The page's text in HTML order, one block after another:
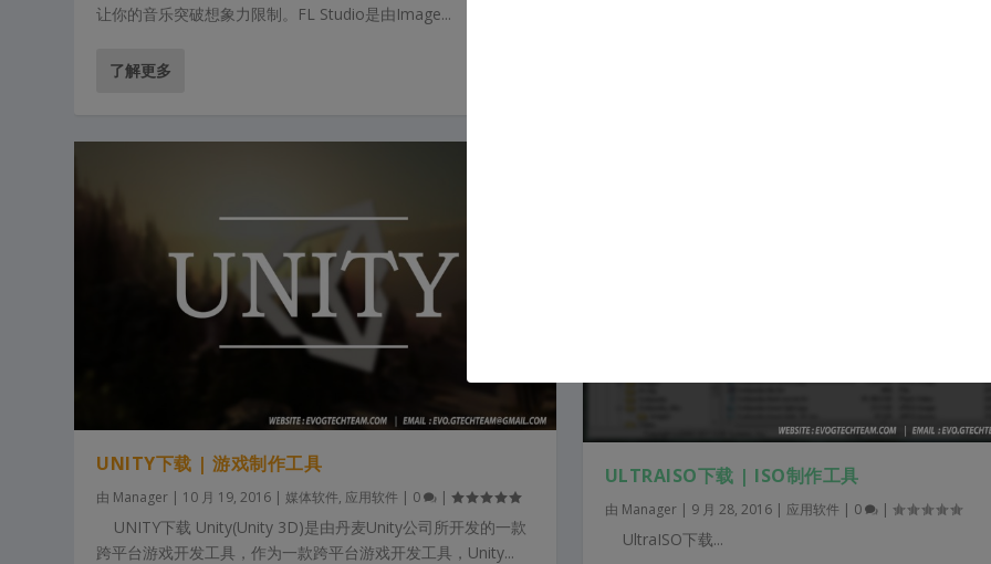
让你的音乐突破想象力限制。FL Studio是由Image...
了解更多
UNITY下载 | 游戏制作工具
由 Manager | 10 月 19, 2016 | 媒体软件, 应用软件 | 0 |
UNITY下载 Unity(Unity 3D)是由丹麦Unity公司所开发的一款
跨平台游戏开发工具，作为一款跨平台游戏开发工具，Unity...
ULTRAISO下载 | ISO制作工具
由 Manager| 9 月 28, 2016| 应用软件| 0 |
UltraISO下载...